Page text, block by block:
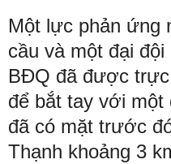
Một lực phản ứng
cầu và một đại
BĐQ đã được
để bắt tay với
đã có mặt trước
Thạnh khoảng 3